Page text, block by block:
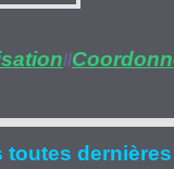
//
toutes